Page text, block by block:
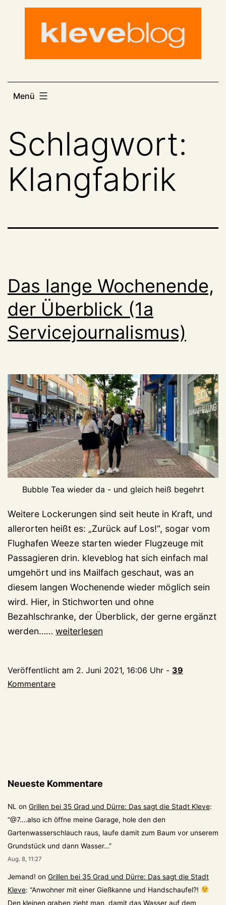
Menü
Schlagwort:
Klangfabrik
Das lange Wochenende,
der Überblick (1a
Servicejournalismus)
Bubble Tea wieder da - und gleich heiß begehrt
Weitere Lockerungen sind seit heute in Kraft, und
allerorten heißt es: „Zurück auf Los!“, sogar vom
Flughafen Weeze starten wieder Flugzeuge mit
Passagieren drin. kleveblog hat sich einfach mal
umgehört und ins Mailfach geschaut, was an
diesem langen Wochenende wieder möglich sein
wird. Hier, in Stichworten und ohne
Bezahlschranke, der Überblick, der gerne ergänzt
werden…… Das
der
Überblick
weiterlesen
Veröffentlicht am 2. Juni 2021, 16:06 Uhr - 39
Kommentare
Neueste Kommentare
NL on Grillen bei 35 Grad und Dürre: Das sagt die Stadt Kleve:
“@7….also ich öffne meine Garage, hole den den
Gartenwasserschlauch raus, laufe damit zum Baum vor unserem
Grundstück und dann Wasser…”
Aug. 8, 11:27
Jemand! on Grillen bei 35 Grad und Dürre: Das sagt die Stadt
Kleve: “Anwohner mit einer Gießkanne und Handschaufel?!
Den kleinen graben zieht man, damit das Wasser auf dem